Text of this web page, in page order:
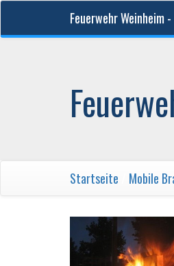
Feuerwehr Weinheim
Startseite Mobile